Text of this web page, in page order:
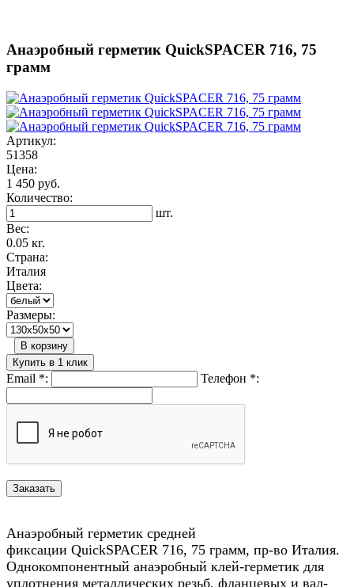
Анаэробный герметик QuickSPACER 716, 75
грамм
Артикул:
51358
Цена:
1 450 руб.
Количество:
шт.
Вес:
0.05 кг.
Страна:
Италия
Цвета:
Размеры:
В корзину
Купить в 1 клик
Email *: Телефон *:
Анаэробный герметик средней
фиксации QuickSPACER 716, 75 грамм, пр-во Италия.
Однокомпонентный анаэробный клей-герметик для
уплотнения металлических резьб, фланцевых и вал-